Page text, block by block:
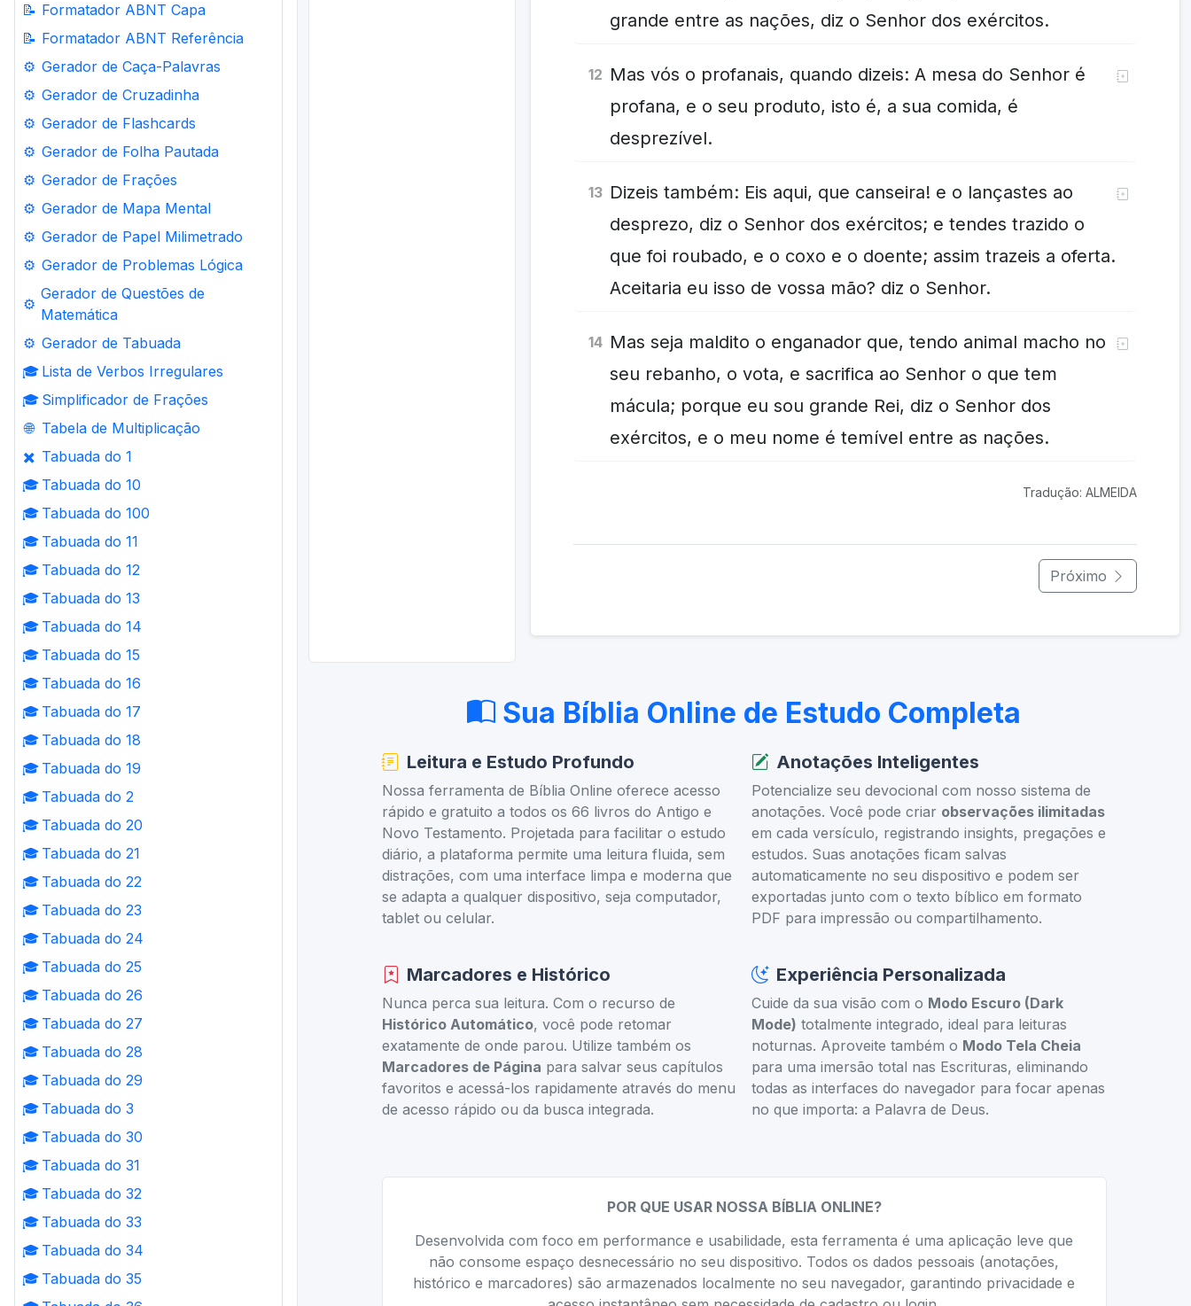
📝 Formatador ABNT Capa
📝 Formatador ABNT Referência
⚙️ Gerador de Caça-Palavras
⚙️ Gerador de Cruzadinha
⚙️ Gerador de Flashcards
⚙️ Gerador de Folha Pautada
⚙️ Gerador de Frações
⚙️ Gerador de Mapa Mental
⚙️ Gerador de Papel Milimetrado
⚙️ Gerador de Problemas Lógica
⚙️
Gerador de Questões de
Matemática
⚙️ Gerador de Tabuada
🎓 Lista de Verbos Irregulares
🎓 Simplificador de Frações
🌐 Tabela de Multiplicação
✖️ Tabuada do 1
🎓 Tabuada do 10
🎓 Tabuada do 100
🎓 Tabuada do 11
🎓 Tabuada do 12
🎓 Tabuada do 13
🎓 Tabuada do 14
🎓 Tabuada do 15
🎓 Tabuada do 16
🎓 Tabuada do 17
🎓 Tabuada do 18
🎓 Tabuada do 19
🎓 Tabuada do 2
🎓 Tabuada do 20
🎓 Tabuada do 21
🎓 Tabuada do 22
🎓 Tabuada do 23
🎓 Tabuada do 24
🎓 Tabuada do 25
🎓 Tabuada do 26
🎓 Tabuada do 27
🎓 Tabuada do 28
🎓 Tabuada do 29
🎓 Tabuada do 3
🎓 Tabuada do 30
🎓 Tabuada do 31
🎓 Tabuada do 32
🎓 Tabuada do 33
🎓 Tabuada do 34
🎓 Tabuada do 35
grande entre as nações, diz o Senhor dos exércitos.
12 Mas vós o profanais, quando dizeis: A mesa do Senhor é
profana, e o seu produto, isto é, a sua comida, é
desprezível.
13 Dizeis também: Eis aqui, que canseira! e o lançastes ao
desprezo, diz o Senhor dos exércitos; e tendes trazido o
que foi roubado, e o coxo e o doente; assim trazeis a oferta.
Aceitaria eu isso de vossa mão? diz o Senhor.
14 Mas seja maldito o enganador que, tendo animal macho no
seu rebanho, o vota, e sacrifica ao Senhor o que tem
mácula; porque eu sou grande Rei, diz o Senhor dos
exércitos, e o meu nome é temível entre as nações.
Tradução: ALMEIDA
Próximo
Sua Bíblia Online de Estudo Completa
Leitura e Estudo Profundo
Nossa ferramenta de Bíblia Online oferece acesso
rápido e gratuito a todos os 66 livros do Antigo e
Novo Testamento. Projetada para facilitar o estudo
diário, a plataforma permite uma leitura fluida, sem
distrações, com uma interface limpa e moderna que
se adapta a qualquer dispositivo, seja computador,
tablet ou celular.
Anotações Inteligentes
Potencialize seu devocional com nosso sistema de
anotações. Você pode criar observações ilimitadas
em cada versículo, registrando insights, pregações e
estudos. Suas anotações ficam salvas
automaticamente no seu dispositivo e podem ser
exportadas junto com o texto bíblico em formato
PDF para impressão ou compartilhamento.
Marcadores e Histórico
Nunca perca sua leitura. Com o recurso de
Histórico Automático, você pode retomar
exatamente de onde parou. Utilize também os
Marcadores de Página para salvar seus capítulos
favoritos e acessá-los rapidamente através do menu
de acesso rápido ou da busca integrada.
Experiência Personalizada
Cuide da sua visão com o Modo Escuro (Dark
Mode) totalmente integrado, ideal para leituras
noturnas. Aproveite também o Modo Tela Cheia
para uma imersão total nas Escrituras, eliminando
todas as interfaces do navegador para focar apenas
no que importa: a Palavra de Deus.
POR QUE USAR NOSSA BÍBLIA ONLINE?
Desenvolvida com foco em performance e usabilidade, esta ferramenta é uma aplicação leve que
não consome espaço desnecessário no seu dispositivo. Todos os dados pessoais (anotações,
histórico e marcadores) são armazenados localmente no seu navegador, garantindo privacidade e